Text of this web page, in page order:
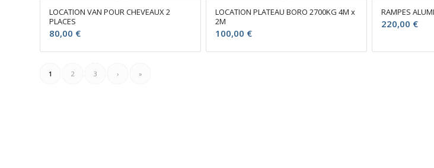
LOCATION VAN POUR CHEVEAUX 2
PLACES
80,00 €
LOCATION PLATEAU BORO 2700KG 4M x
2M
100,00 €
RAMPES
220,00 €
1 2 3 › »